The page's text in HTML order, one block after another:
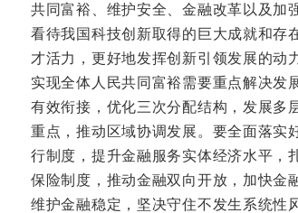
共同富裕、维护安全、金融改革以及加
看待我国科技创新取得的巨大成就和存
才活力，更好地发挥创新引领发展的动
实现全体人民共同富裕需要重点解决发
有效衔接，优化三次分配结构，发展多
重点，推动区域协调发展。要全面落实
行制度，提升金融服务实体经济水平，
保险制度，推动金融双向开放，加快金
维护金融稳定，坚决守住不发生系统性